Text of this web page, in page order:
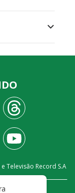
Televisão Record S.A